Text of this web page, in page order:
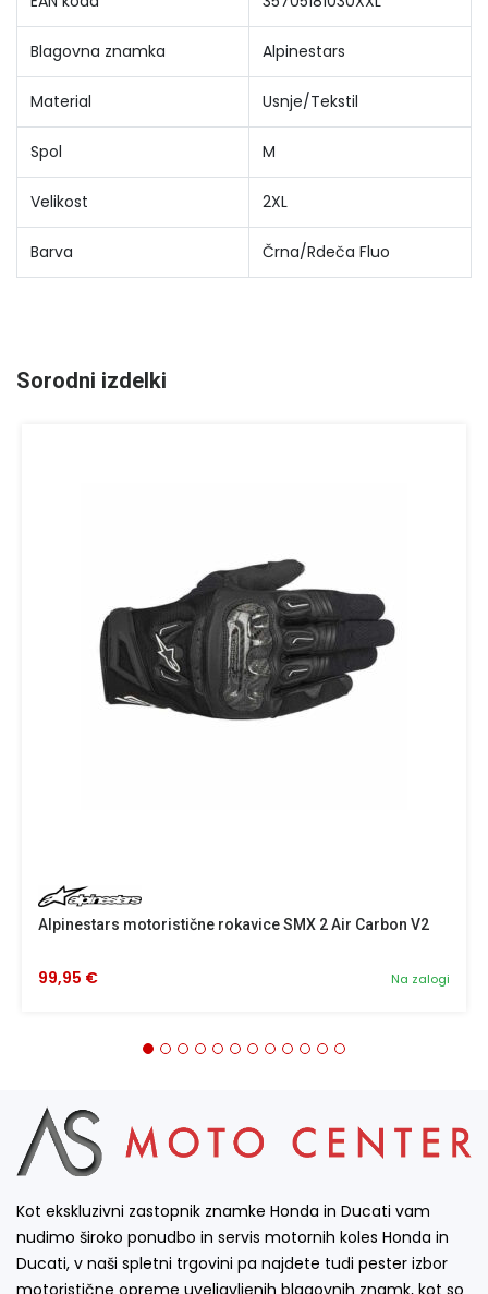
Blagovna znamka Alpinestars
Material Usnje/Tekstil
Spol M
Velikost 2XL
Barva Črna/Rdeča Fluo
Sorodni izdelki
Alpinestars motoristične rokavice SMX 2 Air Carbon V2
Na zalogi
99,95 €
Kot ekskluzivni zastopnik znamke Honda in Ducati vam
nudimo široko ponudbo in servis motornih koles Honda in
Ducati, v naši spletni trgovini pa najdete tudi pester izbor
motoristične opreme uveljavljenih blagovnih znamk, kot so